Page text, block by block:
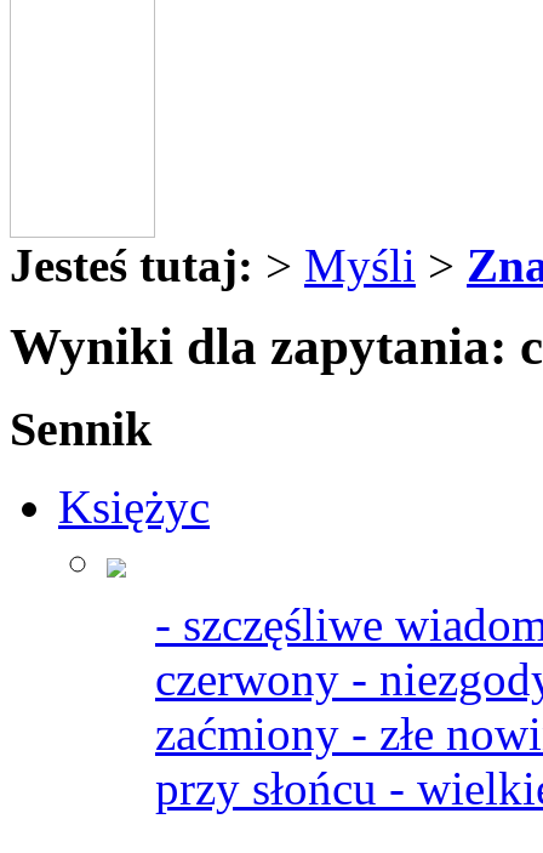
Jesteś tutaj: > Myśli >
Wyniki dla zapytania:
Sennik
Księżyc
- szczęśliwe
czerwony -
zaćmiony - złe
przy słońcu -